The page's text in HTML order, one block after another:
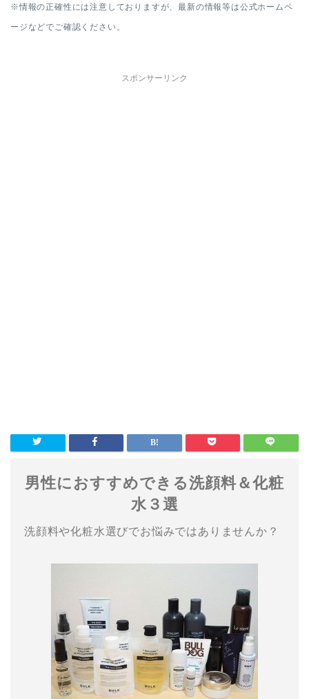
※情報の正確性には注意しておりますが、最新の情報等は公式ホームペ
ージなどでご確認ください。
スポンサーリンク
男性におすすめできる洗顔料＆化粧
水３選
洗顔料や化粧水選びでお悩みではありませんか？